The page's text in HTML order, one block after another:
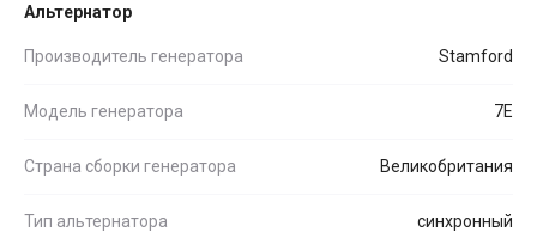
Альтернатор
Производитель генератора Stamford
Модель генератора 7E
Страна сборки генератора Великобритания
Тип альтернатора синхронный